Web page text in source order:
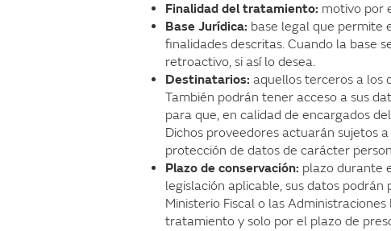
Finalidad del tratamiento: motivo por
Base Jurídica: base legal que permite
finalidades descritas. Cuando la base
retroactivo, si así lo desea.
Destinatarios: aquellos terceros a los
También podrán tener acceso a sus
para que, en calidad de encargados
Dichos proveedores actuarán sujetos
protección de datos de carácter
Plazo de conservación: plazo durante
legislación aplicable, sus datos
Ministerio Fiscal o las
tratamiento y solo por el plazo de